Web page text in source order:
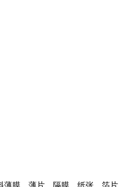
膜、薄片、隔膜、纸张、箔片、